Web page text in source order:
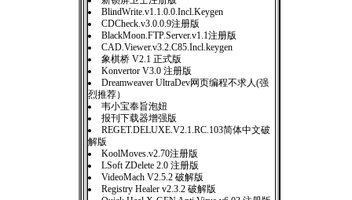
BlindWrite.v1.1.0.0.Incl.Keygen
CDCheck.v3.0.0.9注册版
BlackMoon.FTP.Server.v1.1注册版
CAD.Viewer.v3.2.C85.Incl.keygen
象棋桥 V2.1 正式版
Konvertor V3.0 注册版
Dreamweaver UltraDev网页编程不求人(强
烈推荐）
韦小宝奉旨泡妞
报刊下载器增强版
REGET.DELUXE.V2.1.RC.103简体中文破
解版
KoolMoves.v2.70注册版
LSoft ZDelete 2.0 注册版
VideoMach V2.5.2 破解版
Registry Healer v2.3.2 破解版